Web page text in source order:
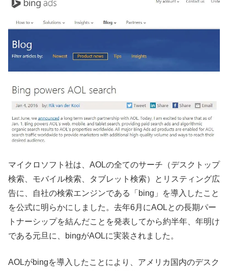
マイクロソフト社は、AOLの全てのサーチ（デスクトップ
検索、モバイル検索、タブレット検索）とリスティング広
告に、自社の検索エンジンである「bing」を導入したこと
を公式に明らかにしました。去年6月にAOLとの長期パー
トナーシップを結んだことを発表してから約半年、年明け
である元旦に、bingがAOLに実装されました。
AOLがbingを導入したことにより、アメリカ国内のデスク